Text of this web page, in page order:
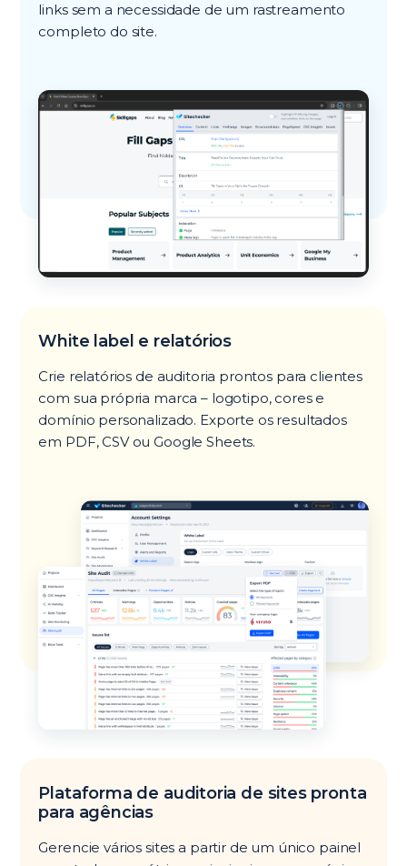
links sem a necessidade de um rastreamento
completo do site.
White label e relatórios
Crie relatórios de auditoria prontos para clientes
com sua própria marca – logotipo, cores e
domínio personalizado. Exporte os resultados
em PDF, CSV ou Google Sheets.
Plataforma de auditoria de sites pronta
para agências
Gerencie vários sites a partir de um único painel